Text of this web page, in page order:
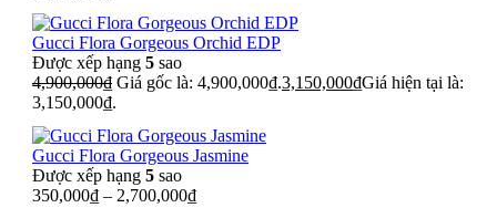
Gucci Flora Gorgeous Orchid EDP
Được xếp hạng 5 sao
4,900,000₫ Giá gốc là: 4,900,000₫.3,150,000₫Giá hiện tại là:
3,150,000₫.
Gucci Flora Gorgeous Jasmine
Được xếp hạng 5 sao
350,000₫ – 2,700,000₫